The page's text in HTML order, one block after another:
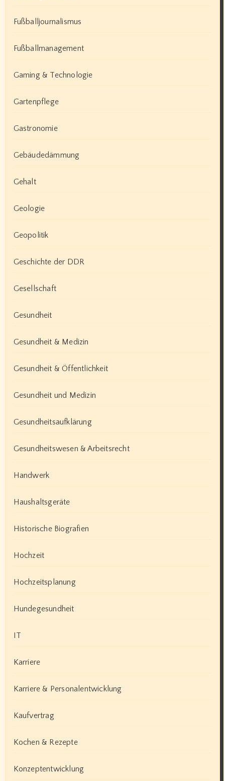
Fußballjournalismus
Fußballmanagement
Gaming & Technologie
Gartenpflege
Gastronomie
Gebäudedämmung
Gehalt
Geologie
Geopolitik
Geschichte der DDR
Gesellschaft
Gesundheit
Gesundheit & Medizin
Gesundheit & Öffentlichkeit
Gesundheit und Medizin
Gesundheitsaufklärung
Gesundheitswesen & Arbeitsrecht
Handwerk
Haushaltsgeräte
Historische Biografien
Hochzeit
Hochzeitsplanung
Hundegesundheit
IT
Karriere
Karriere & Personalentwicklung
Kaufvertrag
Kochen & Rezepte
Konzeptentwicklung